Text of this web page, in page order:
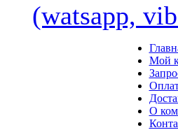
(watsapp,
Мой
О